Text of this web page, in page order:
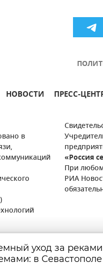
НОВОСТИ ПРЕСС-
в
«Россия
При
РИА
уход за
в Севастополе